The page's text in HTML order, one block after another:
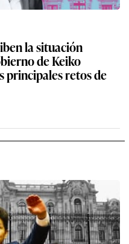
la situación
de Keiko
principales retos de